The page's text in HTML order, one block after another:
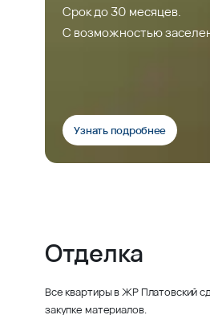
Срок до 30 месяцев.
С возможностью
Узнать подробнее
Отделка
Все квартиры в ЖР Платовский
закупке материалов.